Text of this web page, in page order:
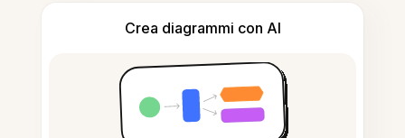
Crea diagrammi con AI